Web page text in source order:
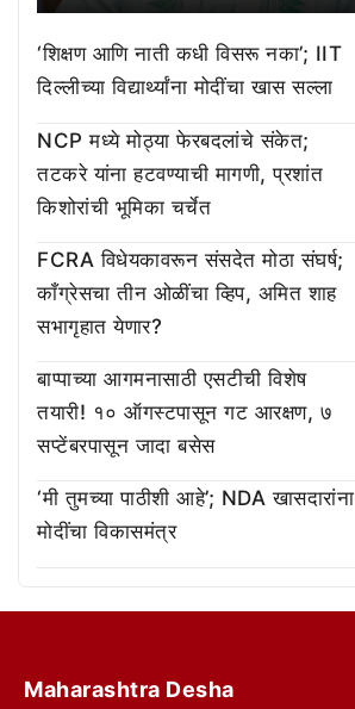
‘शिक्षण आणि नाती कधी विसरू नका’; IIT
दिल्लीच्या विद्यार्थ्यांना मोदींचा खास सल्ला
NCP मध्ये मोठ्या फेरबदलांचे संकेत;
तटकरे यांना हटवण्याची मागणी, प्रशांत
किशोरांची भूमिका चर्चेत
FCRA विधेयकावरून संसदेत मोठा संघर्ष;
काँग्रेसचा तीन ओळींचा व्हिप, अमित शाह
सभागृहात येणार?
बाप्पाच्या आगमनासाठी एसटीची विशेष
तयारी! १० ऑगस्टपासून गट आरक्षण, ७
सप्टेंबरपासून जादा बसेस
‘मी तुमच्या पाठीशी आहे’; NDA खासदारांना
मोदींचा विकासमंत्र
Maharashtra Desha